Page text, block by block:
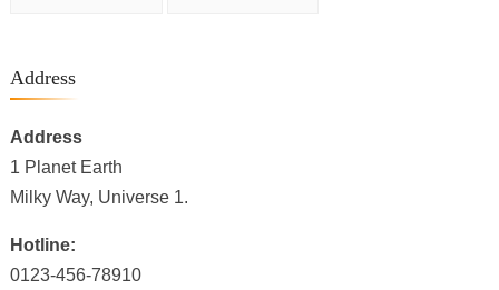
Address
Address
1 Planet Earth
Milky Way, Universe 1.
Hotline:
0123-456-78910